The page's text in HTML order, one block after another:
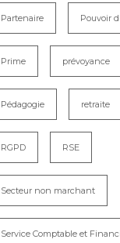
Partenaire Pouvoir
Prime prévoyance
Pédagogie retraite
RGPD RSE
Secteur non marchant
Service Comptable et